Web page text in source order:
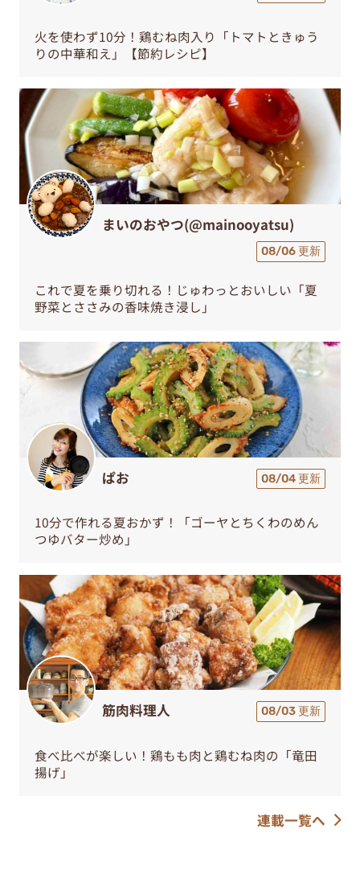
火を使わず10分！鶏むね肉入り「トマトときゅう
りの中華和え」【節約レシピ】
まいのおやつ(@mainooyatsu)
08/06 更新
これで夏を乗り切れる！じゅわっとおいしい「夏
野菜とささみの香味焼き浸し」
ぱお 08/04 更新
10分で作れる夏おかず！「ゴーヤとちくわのめん
つゆバター炒め」
筋肉料理人 08/03 更新
食べ比べが楽しい！鶏もも肉と鶏むね肉の「竜田
揚げ」
連載一覧へ